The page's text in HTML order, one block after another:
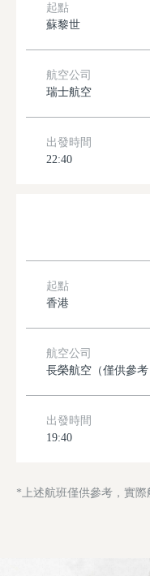
起點
蘇黎世
航空公司
瑞士航空
出發時間
22:40
起點
香港
航空公司
長榮航空（僅供參考
出發時間
19:40
*上述航班僅供參考，實